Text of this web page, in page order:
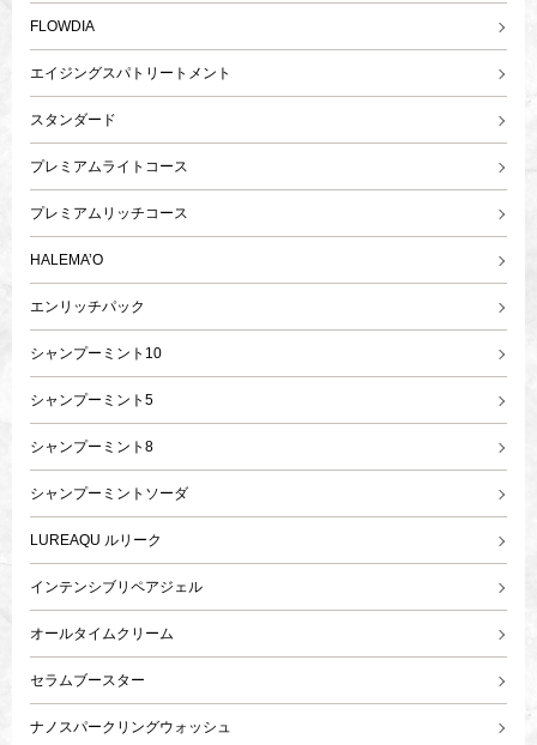
FLOWDIA
エイジングスパトリートメント
スタンダード
プレミアムライトコース
プレミアムリッチコース
HALEMA’O
エンリッチパック
シャンプーミント10
シャンプーミント5
シャンプーミント8
シャンプーミントソーダ
LUREAQU ルリーク
インテンシブリペアジェル
オールタイムクリーム
セラムブースター
ナノスパークリングウォッシュ